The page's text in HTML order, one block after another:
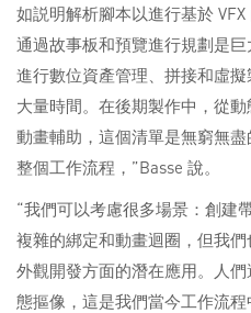
如説明解析腳本以進行基於
通過故事板和預覽進行規劃是
進行數位資產管理、拼接和虛
大量時間。在後期製作中，從
動畫輔助，這個清單是無窮無
整個工作流程，”Basse 說。
“我們可以考慮很多場景：創建
複雜的綁定和動畫迴圈，但我
外觀開發方面的潛在應用。人
態摳像，這是我們當今工作流